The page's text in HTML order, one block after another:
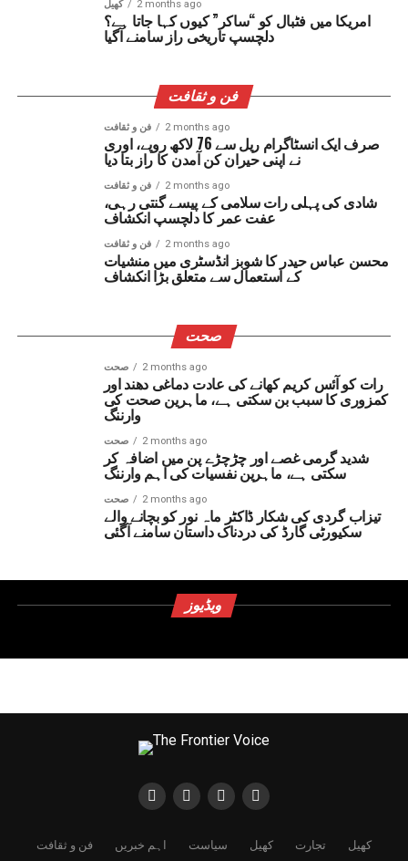
کھیل 2 months ago
امریکا میں فٹبال کو “ساکر” کیوں کہا جاتا ہے؟
دلچسپ تاریخی راز سامنے آگیا
فن و ثقافت
فن و ثقافت 2 months ago
صرف ایک انسٹاگرام ریل سے 76 لاکھ روپے، اوری
نے اپنی حیران کن آمدن کا راز بتا دیا
فن و ثقافت 2 months ago
شادی کی پہلی رات سلامی کے پیسے گنتی رہی،
عفت عمر کا دلچسپ انکشاف
فن و ثقافت 2 months ago
محسن عباس حیدر کا شوبز انڈسٹری میں منشیات
کے استعمال سے متعلق بڑا انکشاف
صحت
صحت 2 months ago
رات کو آئس کریم کھانے کی عادت دماغی دھند اور
کمزوری کا سبب بن سکتی ہے، ماہرین صحت کی
وارننگ
صحت 2 months ago
شدید گرمی غصے اور چڑچڑے پن میں اضافہ کر
سکتی ہے، ماہرین نفسیات کی اہم وارننگ
صحت 2 months ago
تیزاب گردی کی شکار ڈاکٹر ماہ نور کو بچانے والے
سکیورٹی گارڈ کی دردناک داستان سامنے آگئی
ویڈیوز
فن و ثقافت اہم خبریں سیاست کھیل تجارت
کھیل